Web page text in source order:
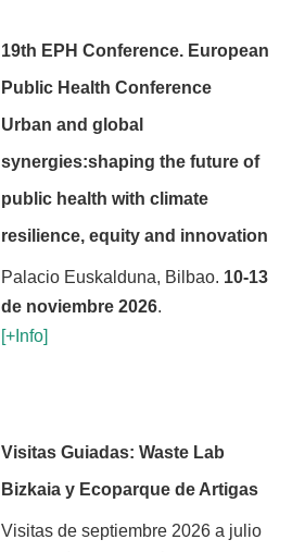
19th EPH Conference. European
Public Health Conference
Urban and global
synergies:shaping the future of
public health with climate
resilience, equity and innovation
Palacio Euskalduna, Bilbao. 10-13
de noviembre 2026.
[+Info]
Visitas Guiadas: Waste Lab
Bizkaia y Ecoparque de Artigas
Visitas de septiembre 2026 a julio